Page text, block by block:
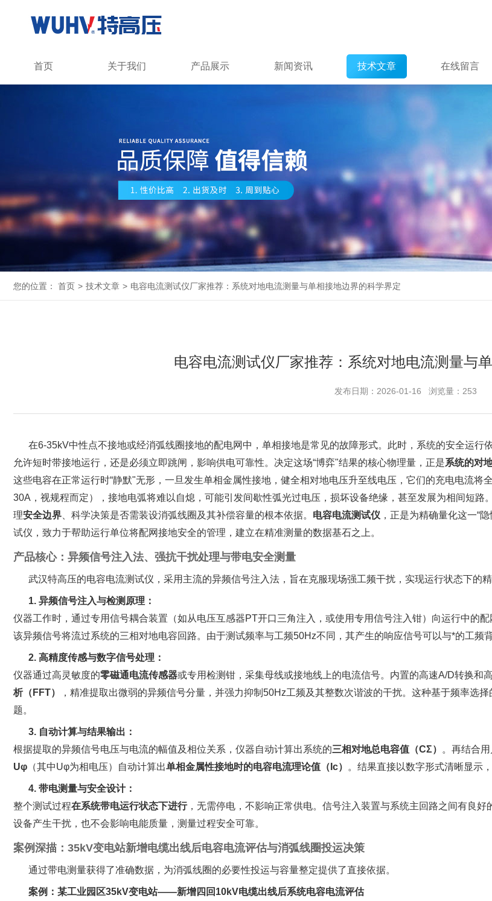
首页 关于我们 产品展示 新闻资讯 技术文章 在线留言
您的位置： 首页 > 技术文章 > 电容电流测试仪厂家推荐：系统对地电流测量与单相接地边界的科学界定
电容电流测试仪厂家推荐：系统对地电流测量与
发布日期：2026-01-16 浏览量：253
在6-35kV中性点不接地或经消弧线圈接地的配电网中，单相接地是常见的故障形式。此时，系统的安全运行
允许短时带接地运行，还是必须立即跳闸，影响供电可靠性。决定这场“博弈"结果的核心物理量，正是‌系统的对
这些电容在正常运行时“静默"无形，一旦发生单相金属性接地，健全相对地电压升至线电压，它们的充电电流
30A，视规程而定），接地电弧将难以自熄，可能引发间歇性弧光过电压，损坏设备绝缘，甚至发展为相间短
理‌安全边界 ‌、科学决策是否需装设消弧线圈及其补偿容量的根本依据。‌ 电容电流测试仪 ，正是为精确量化这一“
试仪，致力于帮助运行单位将配网接地安全的管理，建立在精准测量的数据基石之上。
产品核心：异频信号注入法、强抗干扰处理与带电安全测量
武汉特高压的电容电流测试仪，采用主流的异频信号注入法，旨在克服现场强工频干扰，实现运行状态下的精
1. 异频信号注入与检测原理：
仪器工作时，通过专用信号耦合装置（如从电压互感器PT开口三角注入，或使用专用信号注入钳）向运行中的
该异频信号将流过系统的三相对地电容回路。由于测试频率与工频50Hz不同，其产生的响应信号可以与*的工频
2. 高精度传感与数字信号处理：
仪器通过高灵敏度的‌零磁通电流传感器或专用检测钳，采集母线或接地线上的电流信号。内置的高速A/D转换和
析（FFT）
，精准提取出微弱的异频信号分量，并强力抑制50Hz工频及其整数次谐波的干扰。这种基于频率选
题。
3. 自动计算与结果输出：
根据提取的异频信号电压与电流的幅值及相位关系，仪器自动计算出系统的‌三相对地总电容值（CΣ） 。再结合
Uφ ‌（其中Uφ为相电压）自动计算出‌单相金属性接地时的电容电流理论值（Ic） 。结果直接以数字形式清晰显示
4. 带电测量与安全设计：
整个测试过程‌在系统带电运行状态下进行，无需停电，不影响正常供电。信号注入装置与系统主回路之间有良
设备产生干扰，也不会影响电能质量，测量过程安全可靠。
案例深描：35kV变电站新增电缆出线后电容电流评估与消弧线圈投运决策
通过带电测量获得了准确数据，为消弧线圈的必要性投运与容量整定提供了直接依据。
案例：某工业园区35kV变电站——新增四回10kV电缆出线后系统电容电流评估